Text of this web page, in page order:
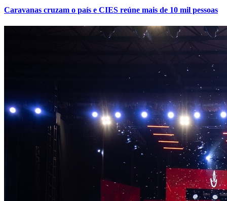
Grêmio
Caravanas cruzam o país e CIES reúne mais de 10 mil pessoas